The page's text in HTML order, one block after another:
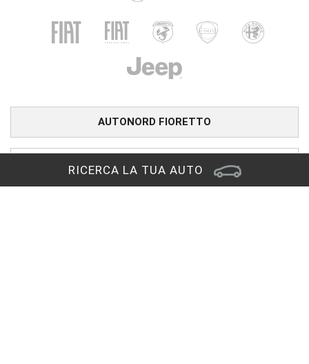
RICERCA LA TUA AUTO
AUTONORD FIORETTO
UNICAR